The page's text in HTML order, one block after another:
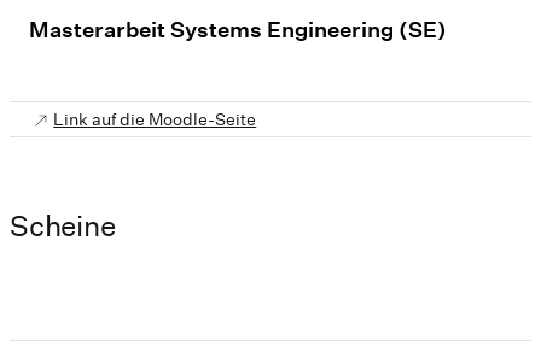
Masterarbeit Systems Engineering (SE)
Link auf die Moodle-Seite
Scheine